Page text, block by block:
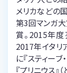
メリカなどの
第3回マンガ
賞。2015年
2017年イタリ
に『スティーブ
『プリニウス』